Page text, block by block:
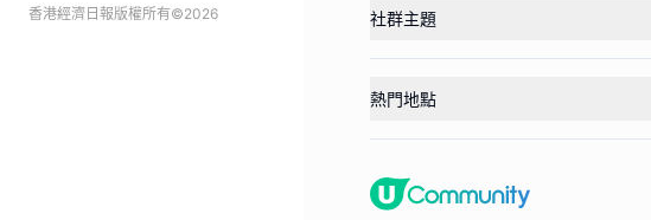
香港經濟日報版權所有©2026 社群主題
熱門地點